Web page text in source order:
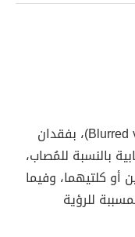
تُعرف ضبابية العين (بالإنجليزية: Blurred vision)، بفقدان
بالنسبة للمُصاب،
كلتيهما، وفيما
للرؤية